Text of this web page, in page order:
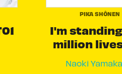
PIKA SHÔNEN
I'm
million
Naoki